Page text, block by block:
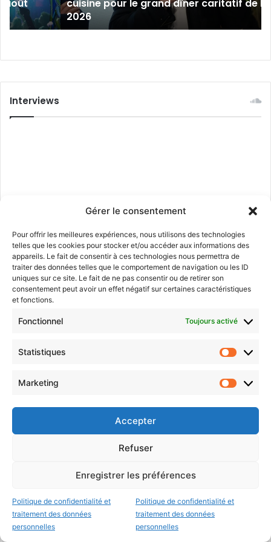
Gérer le consentement
Pour offrir les meilleures expériences, nous utilisons des technologies
telles que les cookies pour stocker et/ou accéder aux informations des
appareils. Le fait de consentir à ces technologies nous permettra de
traiter des données telles que le comportement de navigation ou les ID
uniques sur ce site. Le fait de ne pas consentir ou de retirer son
consentement peut avoir un effet négatif sur certaines caractéristiques
et fonctions.
Fonctionnel Toujours activé
Statistiques
Marketing
Accepter
Refuser
Enregistrer les préférences
Politique de confidentialité et
traitement des données
personnelles
Politique de confidentialité et
traitement des données
personnelles
de Bliesbruck les 7 et 8 août
en
pour
caritatif
FIM
cuisine pour
Interviews
Anne DAUSSAN-WEIZMAN
Belkhir BELHADDAD Bernard SERIN Bertrand MERTZ
Cédric GOUTH Dominique GROS
Emmanuel LEBEAU Emmanuel MACRON Franck LEROY
Hacène LEKADIR Jean-Luc BOHL Jean-Marie RAUSCH
Jean-Michel TOULOUZE Jean Pierre MASSERET